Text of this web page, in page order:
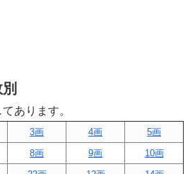
あります。
3画 4画
5画
8画 9画
10画